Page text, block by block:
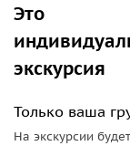
Это
экскурсия
Только ваша
На экскурсии